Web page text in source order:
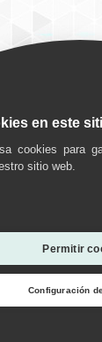
para
más sobre
ajustes.
en este
cookies para
sitio web.
Permitir
Configuración